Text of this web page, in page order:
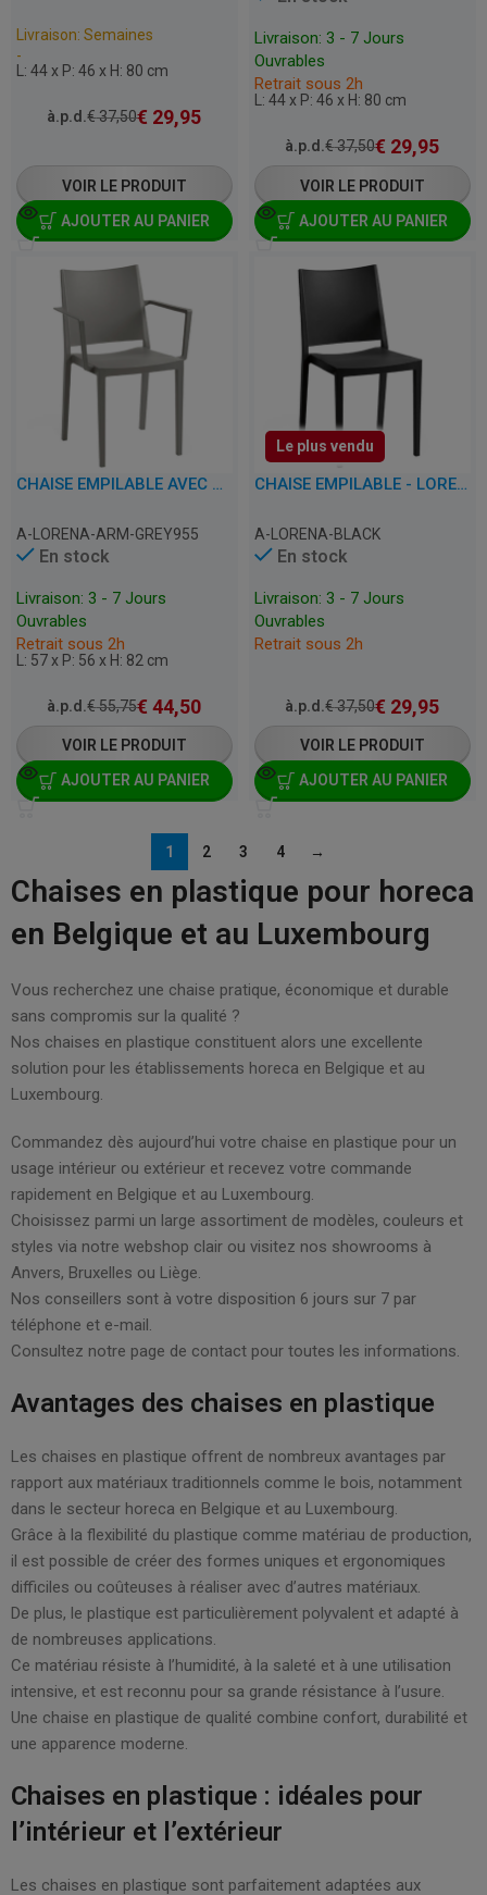
Livraison: Semaines
-
L: 44 x P: 46 x H: 80 cm
à.p.d.€37,50€ 29,95
VOIR LE PRODUIT
AJOUTER AU PANIER
Livraison: 3 - 7 Jours
Ouvrables
Retrait sous 2h
L: 44 x P: 46 x H: 80 cm
à.p.d.€37,50€ 29,95
VOIR LE PRODUIT
AJOUTER AU PANIER
CHAISE EMPILABLE AVEC ACCOUDOIRS POUR TERRASSE, CAFÉ, RESTAURANT ET HORECA – LORENA – PLASTIQUE
A-LORENA-ARM-GREY955
En stock
Livraison: 3 - 7 Jours
Ouvrables
Retrait sous 2h
L: 57 x P: 56 x H: 82 cm
à.p.d.€55,75€ 44,50
VOIR LE PRODUIT
AJOUTER AU PANIER
Le plus vendu
CHAISE EMPILABLE - LORENA - PLASTIQUE
A-LORENA-BLACK
En stock
Livraison: 3 - 7 Jours
Ouvrables
Retrait sous 2h
à.p.d.€37,50€ 29,95
VOIR LE PRODUIT
AJOUTER AU PANIER
1 2 3 4 →
Chaises en plastique pour horeca
en Belgique et au Luxembourg
Vous recherchez une chaise pratique, économique et durable
sans compromis sur la qualité ?
Nos chaises en plastique constituent alors une excellente
solution pour les établissements horeca en Belgique et au
Luxembourg.
Commandez dès aujourd’hui votre chaise en plastique pour un
usage intérieur ou extérieur et recevez votre commande
rapidement en Belgique et au Luxembourg.
Choisissez parmi un large assortiment de modèles, couleurs et
styles via notre webshop clair ou visitez nos showrooms à
Anvers, Bruxelles ou Liège.
Nos conseillers sont à votre disposition 6 jours sur 7 par
téléphone et e-mail.
Consultez notre page de contact pour toutes les informations.
Avantages des chaises en plastique
Les chaises en plastique offrent de nombreux avantages par
rapport aux matériaux traditionnels comme le bois, notamment
dans le secteur horeca en Belgique et au Luxembourg.
Grâce à la flexibilité du plastique comme matériau de production,
il est possible de créer des formes uniques et ergonomiques
difficiles ou coûteuses à réaliser avec d’autres matériaux.
De plus, le plastique est particulièrement polyvalent et adapté à
de nombreuses applications.
Ce matériau résiste à l’humidité, à la saleté et à une utilisation
intensive, et est reconnu pour sa grande résistance à l’usure.
Une chaise en plastique de qualité combine confort, durabilité et
une apparence moderne.
Chaises en plastique : idéales pour
l’intérieur et l’extérieur
Les chaises en plastique sont parfaitement adaptées aux